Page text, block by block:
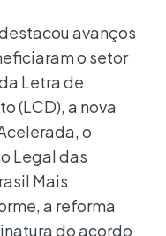
avanços
o setor
Letra de
(LCD), a nova
o
Legal das
Mais
a reforma
do acordo